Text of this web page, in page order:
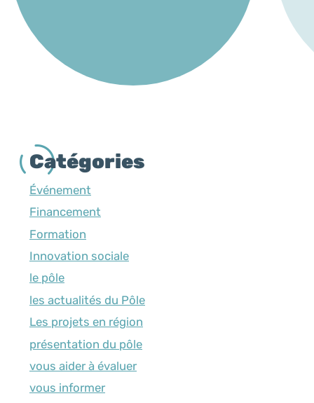
Catégories
Événement
Financement
Formation
Innovation sociale
le pôle
les actualités du Pôle
Les projets en région
présentation du pôle
vous aider à évaluer
vous informer